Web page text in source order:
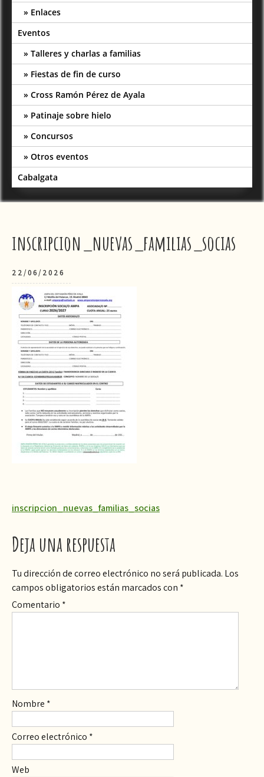
Enlaces
Eventos
Talleres y charlas a familias
Fiestas de fin de curso
Cross Ramón Pérez de Ayala
Patinaje sobre hielo
Concursos
Otros eventos
Cabalgata
inscripcion_nuevas_familias_socias
22/06/2026
Navegación
de
entradas
inscripcion_nuevas_familias_socias
Deja una respuesta
Tu dirección de correo electrónico no será publicada. Los
campos obligatorios están marcados con *
Comentario *
Nombre *
Correo electrónico *
Web